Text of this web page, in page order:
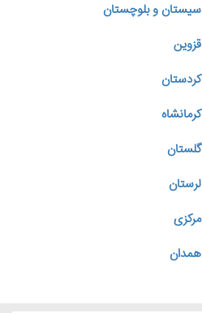
سیستان و بلوچستان
قزوین
کردستان
کرمانشاه
گلستان
لرستان
مرکزی
همدان